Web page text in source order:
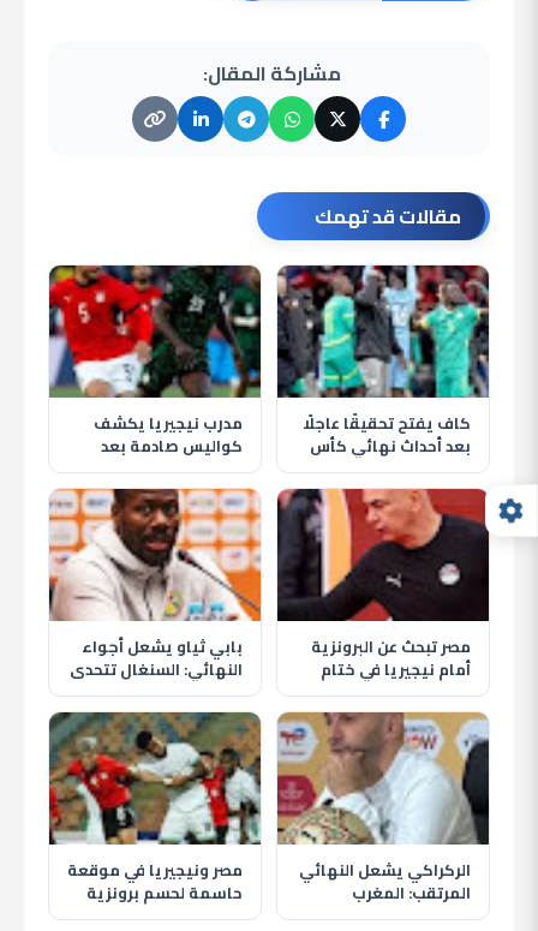
مشاركة المقال:
مقالات قد تهمك
كاف يفتح تحقيقًا عاجلًا
بعد أحداث نهائي كأس
أمم أفريقيا 2025 بين
المغرب والسنغال
مدرب نيجيريا يكشف
كواليس صادمة بعد
الفوز على مصر في أمم
أفريقيا 2025
مصر تبحث عن البرونزية
أمام نيجيريا في ختام
مشوار أمم أفريقيا 2025
بابي ثياو يشعل أجواء
النهائي: السنغال تتحدى
المغرب في ليلة الحسم
الإفريقية
الركراكي يشعل النهائي
المرتقب: المغرب
يصطدم بالسنغال في
مصر ونيجيريا في موقعة
حاسمة لحسم برونزية
كأس أمم أفريقيا 2025